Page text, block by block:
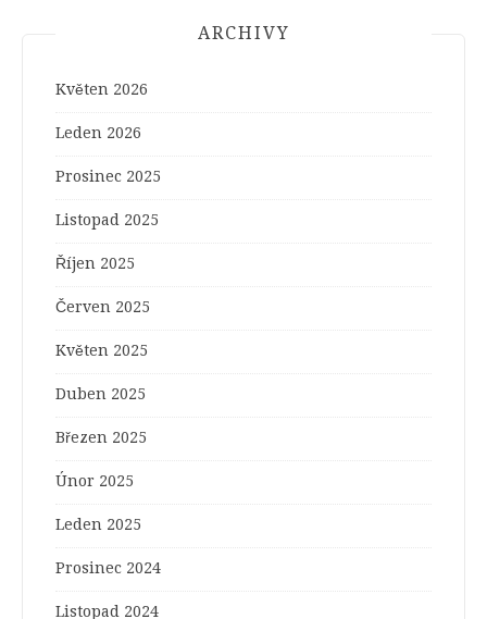
ARCHIVY
Květen 2026
Leden 2026
Prosinec 2025
Listopad 2025
Říjen 2025
Červen 2025
Květen 2025
Duben 2025
Březen 2025
Únor 2025
Leden 2025
Prosinec 2024
Listopad 2024